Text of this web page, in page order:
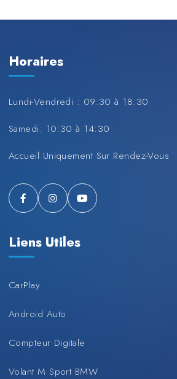
Horaires
Lundi-Vendredi : 09:30 à 18:30
Samedi: 10:30 à 14:30
Accueil Uniquement Sur Rendez-Vous
Liens Utiles
CarPlay
Android Auto
Compteur Digitale
Volant M Sport BMW